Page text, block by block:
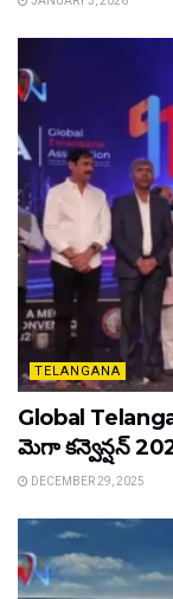
TELANGANA
Global
మెగా కన్వెన్షన్
DECEMBER 29, 2025